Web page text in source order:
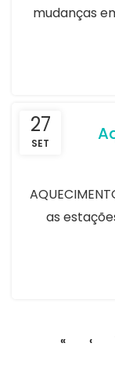
mudanças
27
SET
as
« ‹